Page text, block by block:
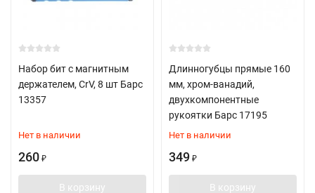
Набор бит с магнитным
держателем, CrV, 8 шт Барс
13357
Нет в наличии
260 ₽
В корзину
Длинногубцы прямые 160
мм, хром-ванадий,
двухкомпонентные
рукоятки Барс 17195
Нет в наличии
349 ₽
В корзину